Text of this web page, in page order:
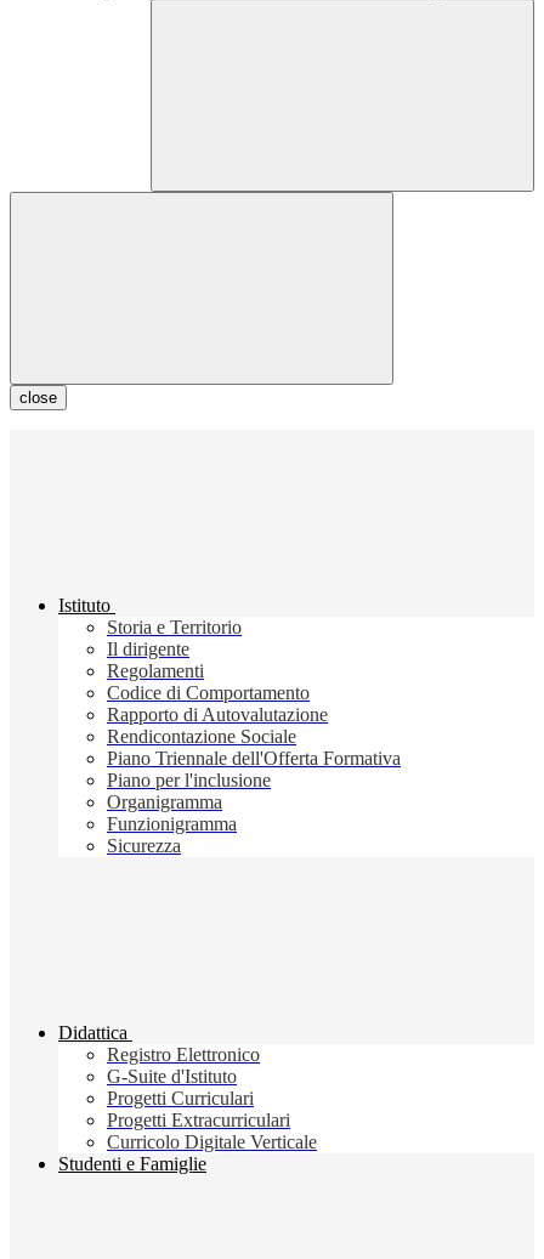
close
Istituto
Storia e Territorio
Il dirigente
Regolamenti
Codice di Comportamento
Rapporto di Autovalutazione
Rendicontazione Sociale
Piano Triennale dell'Offerta Formativa
Piano per l'inclusione
Organigramma
Funzionigramma
Sicurezza
Didattica
Registro Elettronico
G-Suite d'Istituto
Progetti Curriculari
Progetti Extracurriculari
Curricolo Digitale Verticale
Studenti e Famiglie